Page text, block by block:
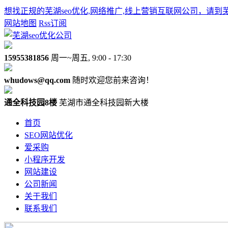
想找正规的芜湖seo优化,网络推广,线上营销互联网公司，请到
网站地图 Rss订阅
15955381856 周一~周五, 9:00 - 17:30
whudows@qq.com 随时欢迎您前来咨询！
通全科技园8楼 芜湖市通全科技园新大楼
首页
SEO网站优化
爱采购
小程序开发
网站建设
公司新闻
关于我们
联系我们